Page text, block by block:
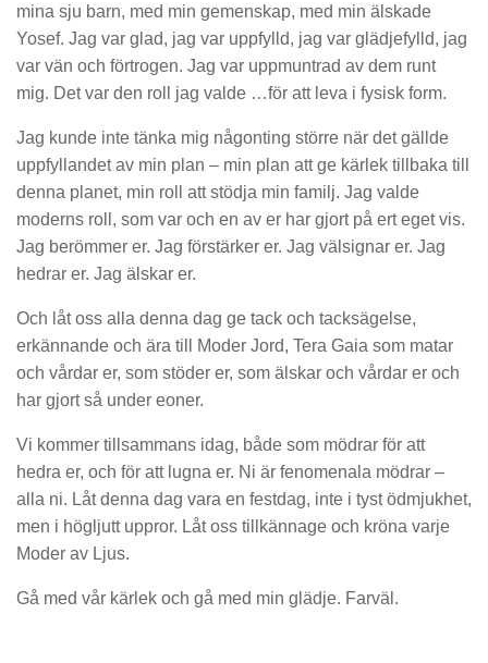
mina sju barn, med min gemenskap, med min älskade
Yosef. Jag var glad, jag var uppfylld, jag var glädjefylld, jag
var vän och förtrogen. Jag var uppmuntrad av dem runt
mig. Det var den roll jag valde …för att leva i fysisk form.
Jag kunde inte tänka mig någonting större när det gällde
uppfyllandet av min plan – min plan att ge kärlek tillbaka till
denna planet, min roll att stödja min familj. Jag valde
moderns roll, som var och en av er har gjort på ert eget vis.
Jag berömmer er. Jag förstärker er. Jag välsignar er. Jag
hedrar er. Jag älskar er.
Och låt oss alla denna dag ge tack och tacksägelse,
erkännande och ära till Moder Jord, Tera Gaia som matar
och vårdar er, som stöder er, som älskar och vårdar er och
har gjort så under eoner.
Vi kommer tillsammans idag, både som mödrar för att
hedra er, och för att lugna er. Ni är fenomenala mödrar –
alla ni. Låt denna dag vara en festdag, inte i tyst ödmjukhet,
men i högljutt uppror. Låt oss tillkännage och kröna varje
Moder av Ljus.
Gå med vår kärlek och gå med min glädje. Farväl.